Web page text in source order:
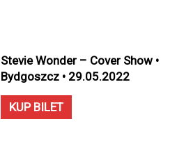
Stevie Wonder – Cover Show •
Bydgoszcz • 29.05.2022
KUP BILET